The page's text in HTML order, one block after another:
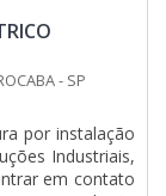
pós venda,
COM ALTA
É sempre a
como
consumo de
- SP
por instalação
Industriais,
em contato